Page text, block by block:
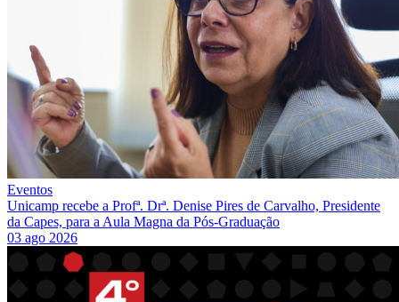
Eventos
Unicamp recebe a Profª. Drª. Denise Pires de Carvalho, Presidente
da Capes, para a Aula Magna da Pós-Graduação
03 ago 2026